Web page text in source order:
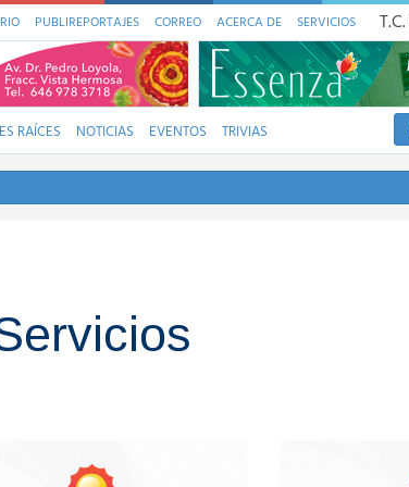
PUBLIREPORTAJES CORREO ACERCA DE SERVICIOS T.C.
RAÍCES NOTICIAS EVENTOS TRIVIAS